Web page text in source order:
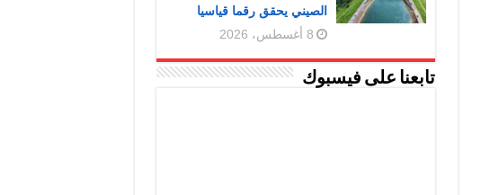
الصيني يحقق رقما قياسيا
8 أغسطس، 2026
تابعنا على فيسبوك